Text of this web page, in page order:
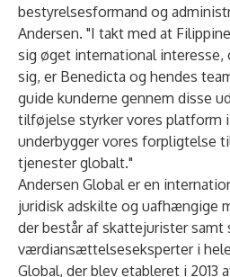
bestyrelsesformand og
Andersen. "I takt med at
sig øget international interesse,
sig, er Benedicta og hendes
guide kunderne gennem disse
tilføjelse styrker vores platform
underbygger vores forpligtelse
tjenester globalt."
Andersen Globaler en
juridisk adskilte og uafhængige
der består af skattejurister samt
værdiansættelseseksperter i
Global, der blev etableret i 2013